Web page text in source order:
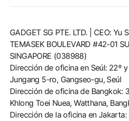
GADGET SG PTE. LTD. | CEO: Yu
TEMASEK BOULEVARD #42-01
SINGAPORE (038988)
Dirección de oficina en Seúl: 22º
Jungang 5-ro, Gangseo-gu, Seúl
Dirección de oficina de Bangkok:
Khlong Toei Nuea, Watthana,
Dirección de la oficina en Jakarta: